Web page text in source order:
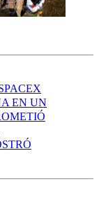
EN UN